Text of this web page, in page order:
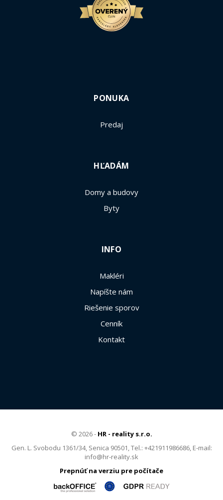
PONUKA
Predaj
HĽADÁM
Domy a budovy
Byty
INFO
Makléri
Napíšte nám
Riešenie sporov
Cenník
Kontakt
© 2026 - HR - reality s.r.o.
Gen. L. Svobodu 1361/34, Senica 90501, Tel.: +421911986686, E-mail:
info@hr-reality.sk
Prepnúť na verziu pre počítače